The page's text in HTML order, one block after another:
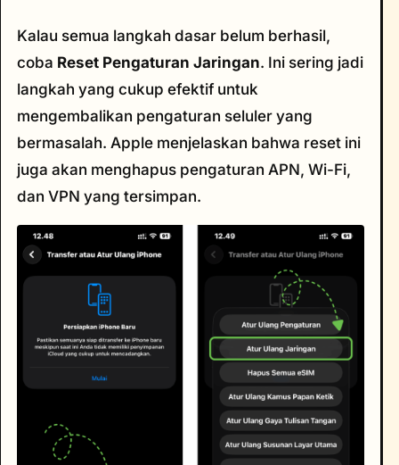
Kalau semua langkah dasar belum berhasil,
coba Reset Pengaturan Jaringan. Ini sering jadi
langkah yang cukup efektif untuk
mengembalikan pengaturan seluler yang
bermasalah. Apple menjelaskan bahwa reset ini
juga akan menghapus pengaturan APN, Wi-Fi,
dan VPN yang tersimpan.